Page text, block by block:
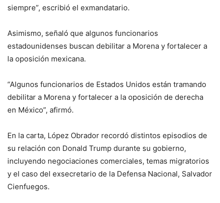
siempre”, escribió el exmandatario.
Asimismo, señaló que algunos funcionarios
estadounidenses buscan debilitar a Morena y fortalecer a
la oposición mexicana.
“Algunos funcionarios de Estados Unidos están tramando
debilitar a Morena y fortalecer a la oposición de derecha
en México”, afirmó.
En la carta, López Obrador recordó distintos episodios de
su relación con Donald Trump durante su gobierno,
incluyendo negociaciones comerciales, temas migratorios
y el caso del exsecretario de la Defensa Nacional, Salvador
Cienfuegos.